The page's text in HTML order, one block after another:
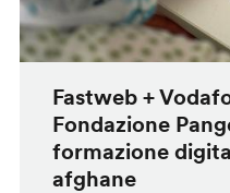
Fastweb +
Fondazione
formazione
afghane